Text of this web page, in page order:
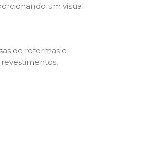
um visual
de reformas e